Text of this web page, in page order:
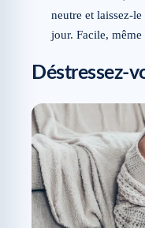
neutre et laissez-
jour. Facile, même
Déstressez-